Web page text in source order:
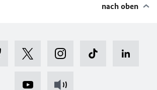
nach oben